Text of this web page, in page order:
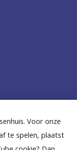
Voor onze
te spelen, plaatst
B